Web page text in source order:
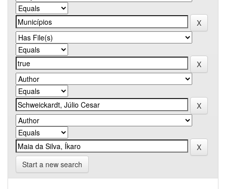
Start a new search